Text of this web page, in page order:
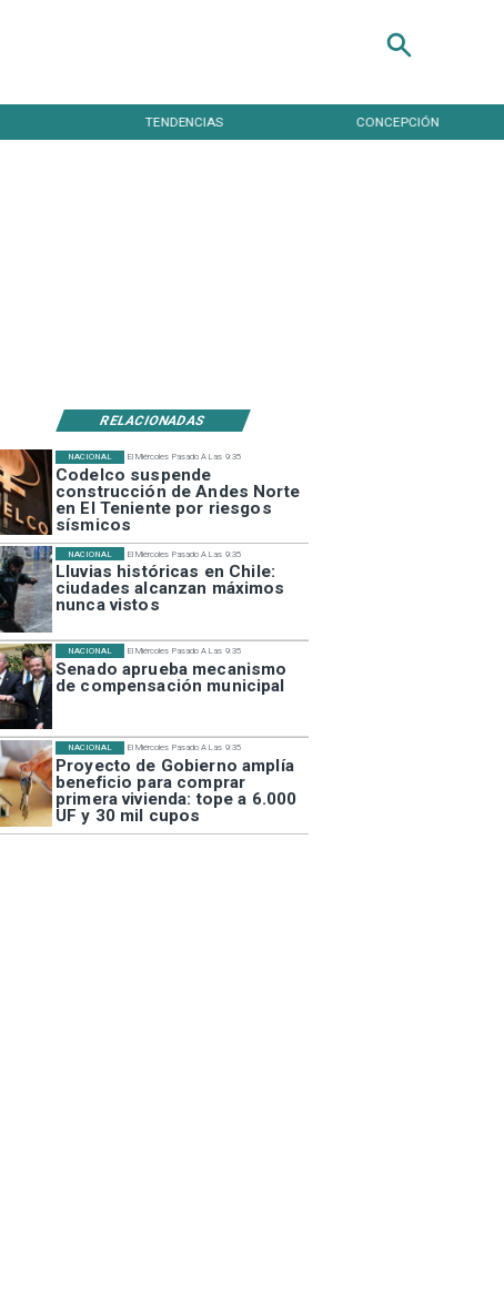
TENDENCIAS CONCEPCIÓN
RELACIONADAS
El Miércoles Pasado A Las 9:35
Codelco suspende
construcción de Andes Norte
en El Teniente por riesgos
sísmicos
NACIONAL
El Miércoles Pasado A Las 9:35
Lluvias históricas en Chile:
ciudades alcanzan máximos
nunca vistos
NACIONAL
El Miércoles Pasado A Las 9:35
Senado aprueba mecanismo
de compensación municipal
NACIONAL
El Miércoles Pasado A Las 9:35
Proyecto de Gobierno amplía
beneficio para comprar
primera vivienda: tope a 6.000
UF y 30 mil cupos
NACIONAL